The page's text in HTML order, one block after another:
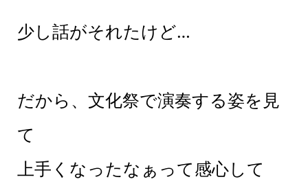
少し話がそれたけど…
だから、文化祭で演奏する姿を見
て
上手くなったなぁって感心して